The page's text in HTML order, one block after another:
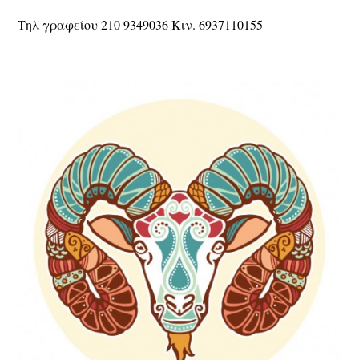
Τηλ γραφείου 210 9349036 Κιν. 6937110155